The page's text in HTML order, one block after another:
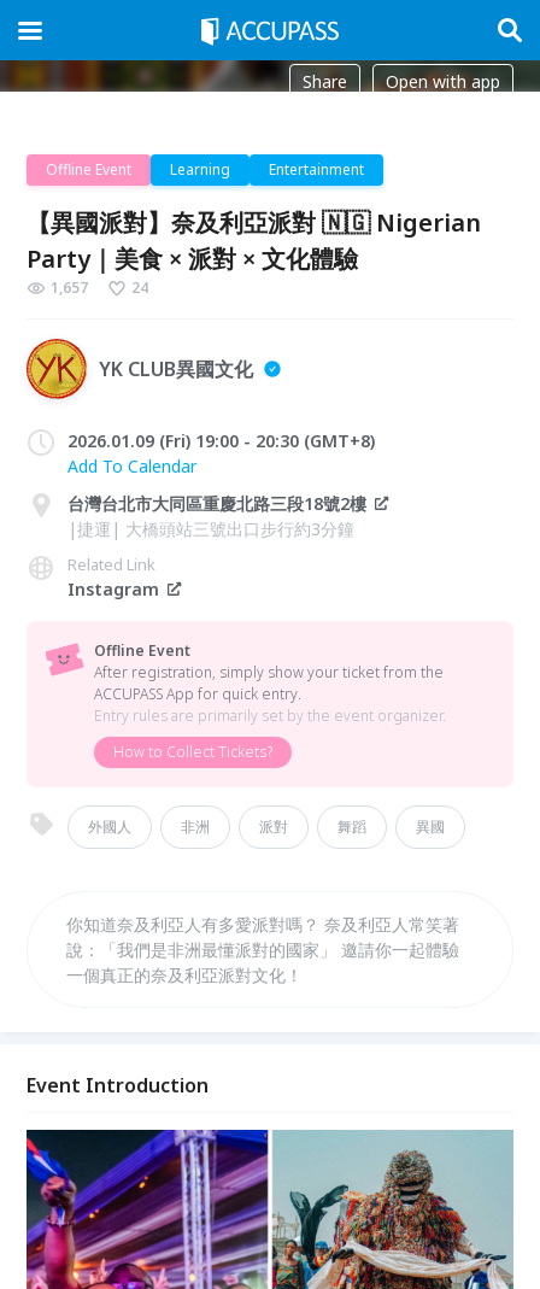
Share Open with app
Offline Event Learning Entertainment
【異國派對】奈及利亞派對 🇳🇬 Nigerian
Party｜美食 × 派對 × 文化體驗
1,657 24
YK CLUB異國文化
2026.01.09 (Fri) 19:00 - 20:30 (GMT+8)
Add To Calendar
台灣台北市大同區重慶北路三段18號2樓
|捷運| 大橋頭站三號出口步行約3分鐘
Related Link
Instagram
Offline Event
After registration, simply show your ticket from the
ACCUPASS App for quick entry.
Entry rules are primarily set by the event organizer.
How to Collect Tickets?
外國人 非洲 派對 舞蹈 異國
你知道奈及利亞人有多愛派對嗎？ 奈及利亞人常笑著
說：「我們是非洲最懂派對的國家」 邀請你一起體驗
一個真正的奈及利亞派對文化！
Event Introduction